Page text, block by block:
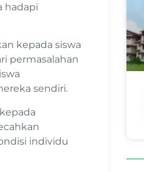
hadapi
kepada siswa
permasalahan
sendiri.
individu